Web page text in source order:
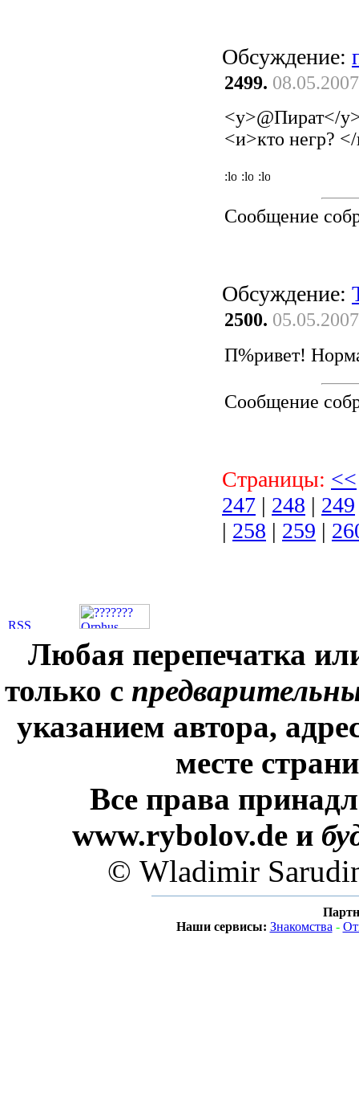
Обсуждение:
2499.
<у>@Пират</
<и>кто негр?
Сообщение
Обсуждение:
2500.
П%ривет!
Сообщение
Страницы: <<
247 | 248 | 249
| 258 | 259 |
Любая перепечатка
только с
указанием автора,
месте
Все права
www.rybolov.de и
© Wladimir
Наши сервисы: Знакомства -